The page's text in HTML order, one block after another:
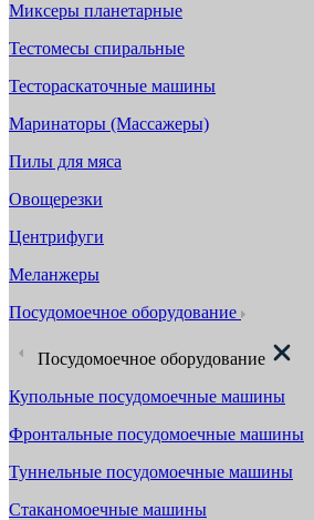
Миксеры планетарные
Тестомесы спиральные
Тестораскаточные машины
Маринаторы (Массажеры)
Пилы для мяса
Овощерезки
Центрифуги
Меланжеры
Посудомоечное оборудование
Посудомоечное оборудование
Купольные посудомоечные машины
Фронтальные посудомоечные машины
Туннельные посудомоечные машины
Стаканомоечные машины